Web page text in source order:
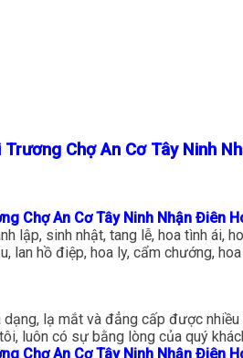
Chợ An Cơ Tây Ninh
Chợ An Cơ Tây Ninh Nhận Điên
lập, sinh nhật, tang lễ, hoa tình
lan hồ điệp, hoa ly, cẩm chướng,
lạ mắt và đẳng cấp được
luôn có sự bằng lòng của quý
Chợ An Cơ Tây Ninh Nhận Điên